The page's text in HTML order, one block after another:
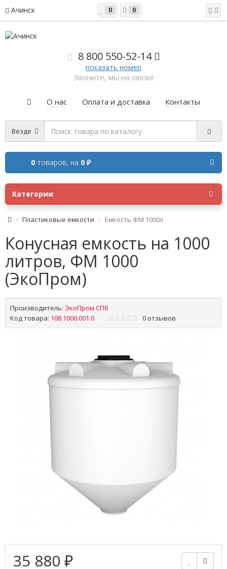
Ачинск 0 0
8 800 550-52-14
показать номер
Звоните, мы на связи!
О нас Оплата и доставка Контакты
Везде
0 товаров, на 0 ₽
Категории
Пластиковые емкости Емкость ФМ 1000л
Конусная емкость на 1000
литров, ФМ 1000
(ЭкоПром)
Производитель: ЭкоПром СПб
Код товара: 108.1000.001.0 0 отзывов
35 880 ₽